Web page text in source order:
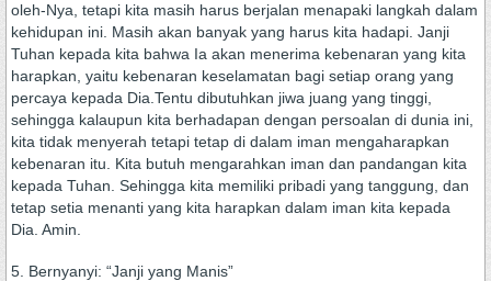
oleh-Nya, tetapi kita masih harus berjalan menapaki langkah dalam
kehidupan ini. Masih akan banyak yang harus kita hadapi. Janji
Tuhan kepada kita bahwa Ia akan menerima kebenaran yang kita
harapkan, yaitu kebenaran keselamatan bagi setiap orang yang
percaya kepada Dia.Tentu dibutuhkan jiwa juang yang tinggi,
sehingga kalaupun kita berhadapan dengan persoalan di dunia ini,
kita tidak menyerah tetapi tetap di dalam iman mengaharapkan
kebenaran itu. Kita butuh mengarahkan iman dan pandangan kita
kepada Tuhan. Sehingga kita memiliki pribadi yang tanggung, dan
tetap setia menanti yang kita harapkan dalam iman kita kepada
Dia. Amin.
5. Bernyanyi: “Janji yang Manis”